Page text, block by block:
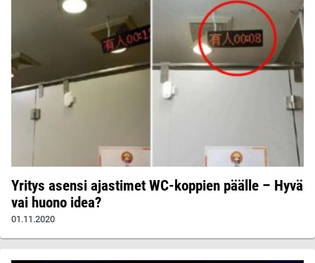
Yritys asensi ajastimet WC-koppien päälle – Hyvä
vai huono idea?
01.11.2020